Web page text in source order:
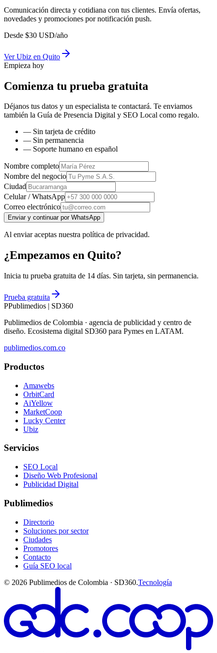
Comunicación directa y cotidiana con tus clientes. Envía ofertas,
novedades y promociones por notificación push.
Desde $30 USD/año
VerUbiz en Quito
Empieza hoy
Comienza tu prueba gratuita
Déjanos tus datos y un especialista te contactará. Te enviamos
también la Guía de Presencia Digital y SEO Local como regalo.
— Sin tarjeta de crédito
— Sin permanencia
— Soporte humano en español
Nombre completo
Nombre del negocio
Ciudad
Celular / WhatsApp
Correo electrónico
Enviar y continuar por WhatsApp
Al enviar aceptas nuestra política de privacidad.
¿Empezamos en Quito?
Inicia tu prueba gratuita de 14 días. Sin tarjeta, sin permanencia.
Prueba gratuita
PPublimedios | SD360
Publimedios de Colombia · agencia de publicidad y centro de
diseño. Ecosistema digital SD360 para Pymes en LATAM.
publimedios.com.co
Productos
Amawebs
OrbitCard
AiYellow
MarketCoop
Lucky Center
Ubiz
Servicios
SEO Local
Diseño Web Profesional
Publicidad Digital
Publimedios
Directorio
Soluciones por sector
Ciudades
Promotores
Contacto
Guía SEO local
© 2026 Publimedios de Colombia · SD360.Tecnología